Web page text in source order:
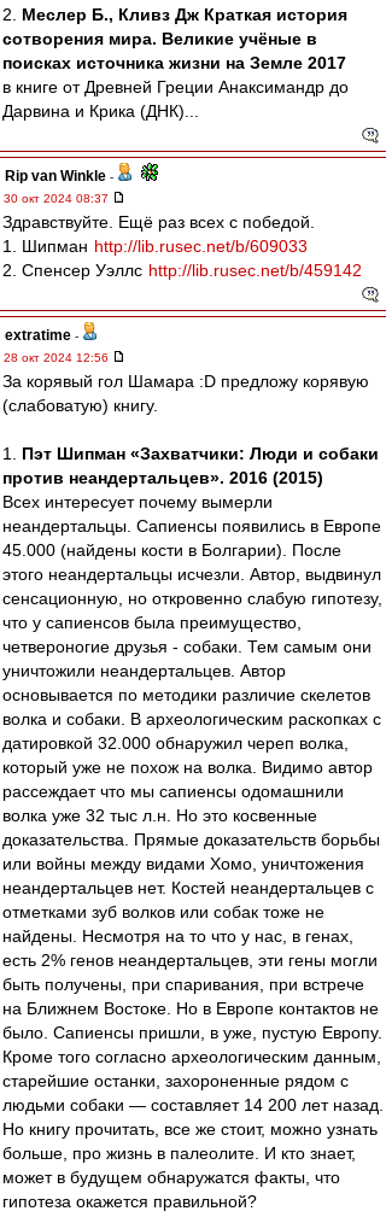
2. Меслер Б., Кливз Дж Краткая история
сотворения мира. Великие учёные в
поисках источника жизни на Земле 2017
в книге от Древней Греции Анаксимандр до
Дарвина и Крика (ДНК)...
Rip van Winkle -
30 окт 2024 08:37
Здравствуйте. Ещё раз всех с победой.
1. Шипман http://lib.rusec.net/b/609033
2. Спенсер Уэллс http://lib.rusec.net/b/459142
extratime -
28 окт 2024 12:56
За корявый гол Шамара :D предложу корявую
(слабоватую) книгу.
1. Пэт Шипман «Захватчики: Люди и собаки
против неандертальцев». 2016 (2015)
Всех интересует почему вымерли
неандертальцы. Сапиенсы появились в Европе
45.000 (найдены кости в Болгарии). После
этого неандертальцы исчезли. Автор, выдвинул
сенсационную, но откровенно слабую гипотезу,
что у сапиенсов была преимущество,
четвероногие друзья - собаки. Тем самым они
уничтожили неандертальцев. Автор
основывается по методики различие скелетов
волка и собаки. В археологическим раскопках с
датировкой 32.000 обнаружил череп волка,
который уже не похож на волка. Видимо автор
рассеждает что мы сапиенсы одомашнили
волка уже 32 тыс л.н. Но это косвенные
доказательства. Прямые доказательств борьбы
или войны между видами Хомо, уничтожения
неандертальцев нет. Костей неандертальцев с
отметками зуб волков или собак тоже не
найдены. Несмотря на то что у нас, в генах,
есть 2% генов неандертальцев, эти гены могли
быть получены, при спаривания, при встрече
на Ближнем Востоке. Но в Европе контактов не
было. Сапиенсы пришли, в уже, пустую Европу.
Кроме того согласно археологическим данным,
старейшие останки, захороненные рядом с
людьми собаки — составляет 14 200 лет назад.
Но книгу прочитать, все же стоит, можно узнать
больше, про жизнь в палеолите. И кто знает,
может в будущем обнаружатся факты, что
гипотеза окажется правильной?